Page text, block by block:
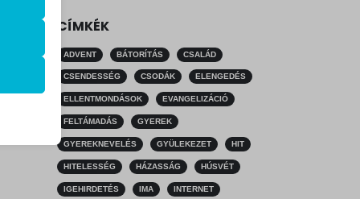
CÍMKÉK
ADVENT BÁTORÍTÁS CSALÁD
CSENDESSÉG CSODÁK ELENGEDÉS
ELLENTMONDÁSOK EVANGELIZÁCIÓ
FELTÁMADÁS GYEREK
GYEREKNEVELÉS GYÜLEKEZET HIT
HITELESSÉG HÁZASSÁG HÚSVÉT
IGEHIRDETÉS IMA INTERNET